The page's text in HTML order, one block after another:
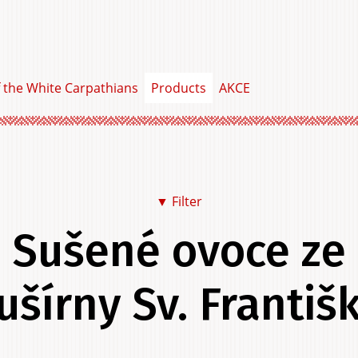
White Carpathians Products AKCE
▼ Filter
Food & Drink
Clothing &
Personal
Home
Sušené ovoce ze
Sv.